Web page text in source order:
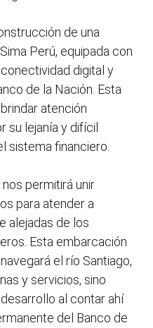
de una
Perú, equipada con
digital y
de la Nación. Esta
atención
su lejanía y difícil
sistema financiero.
permitirá unir
para atender a
alejadas de los
Esta embarcación
el río Santiago,
y servicios, sino
al contar ahí
del Banco de